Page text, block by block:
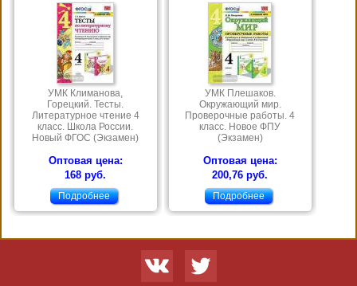
УМК Климанова,
Горецкий. Тесты.
Литературное чтение 4
класс. Школа России.
Новый ФГОС (Экзамен)
Оптовая цена:
168 руб.
Подробнее
УМК Плешаков.
Окружающий мир.
Проверочные работы. 4
класс. Новое ФПУ
(Экзамен)
Оптовая цена:
200,76 руб.
Подробнее